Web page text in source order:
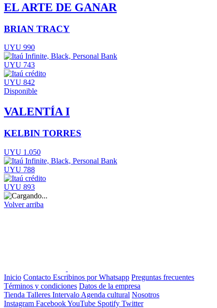
EL ARTE DE GANAR
BRIAN TRACY
UYU 990
UYU 743
UYU 842
Disponible
VALENTÍA I
KELBIN TORRES
UYU 1.050
UYU 788
UYU 893
Volver arriba
Inicio Contacto Escribinos por Whatsapp Preguntas frecuentes
Términos y condiciones Datos de la empresa
Tienda Talleres Intervalo Agenda cultural Nosotros
Instagram FacebookYouTube Spotify Twitter